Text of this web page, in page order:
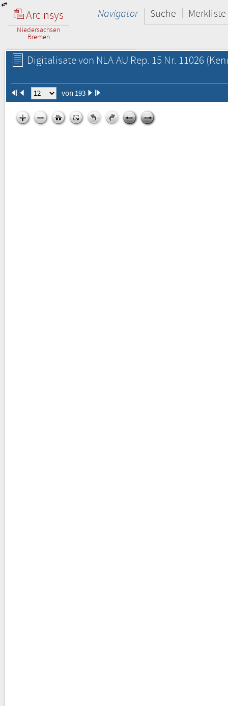
Arcinsys
Niedersachsen
Bremen
Navigator Suche Merkliste
Digitalisate von NLA AU Rep. 15 Nr. 11026
von 193